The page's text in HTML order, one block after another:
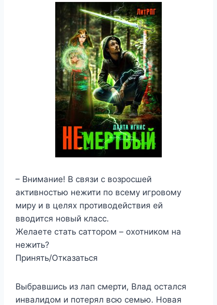
– Внимание! В связи с возросшей
активностью нежити по всему игровому
миру и в целях противодействия ей
вводится новый класс.
Желаете стать саттором – охотником на
нежить?
Принять/Отказаться
Выбравшись из лап смерти, Влад остался
инвалидом и потерял всю семью. Новая